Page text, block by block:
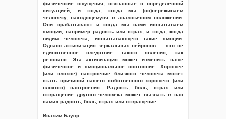
физические ощущения, связанные с определенной
ситуацией, и тогда, когда мы (со)переживаем
человеку, находящемуся в аналогичном положении.
Они срабатывают и когда мы сами испытываем
эмоции, например радость или страх, и тогда, когда
видим человека, испытывающего такие эмоции.
Однако активизация зеркальных нейронов — это не
единственное следствие такого явления, как
резонанс. Эта активизация может изменить наше
физическое и эмоциональное состояние. Хорошее
(или плохое) настроение близкого человека может
стать причиной нашего собственного хорошего (или
плохого) настроения. Радость, боль, страх или
отвращение другого человека может вызвать в нас
самих радость, боль, страх или отвращение.
Иоахим Бауэр